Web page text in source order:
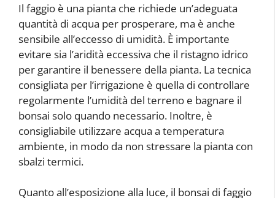
Il faggio è una pianta che richiede un’adeguata
quantità di acqua per prosperare, ma è anche
sensibile all’eccesso di umidità. È importante
evitare sia l’aridità eccessiva che il ristagno idrico
per garantire il benessere della pianta. La tecnica
consigliata per l’irrigazione è quella di controllare
regolarmente l’umidità del terreno e bagnare il
bonsai solo quando necessario. Inoltre, è
consigliabile utilizzare acqua a temperatura
ambiente, in modo da non stressare la pianta con
sbalzi termici.
Quanto all’esposizione alla luce, il bonsai di faggio